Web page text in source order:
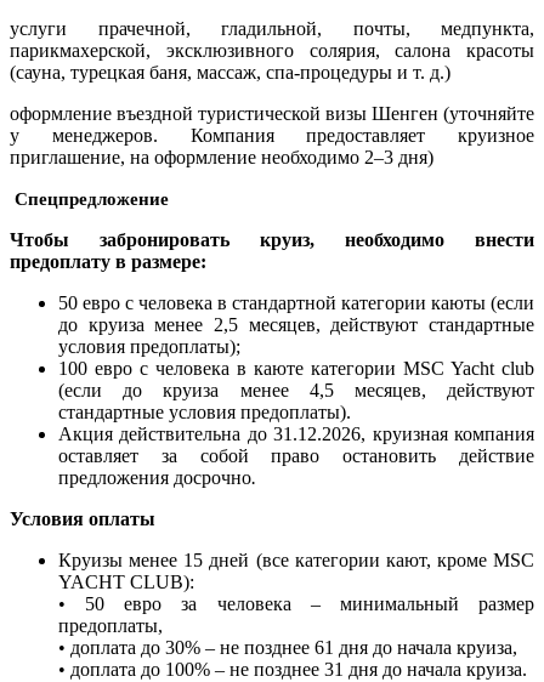
услуги прачечной, гладильной, почты, медпункта,
парикмахерской, эксклюзивного солярия, салона красоты
(сауна, турецкая баня, массаж, спа-процедуры и т. д.)
оформление въездной туристической визы Шенген (уточняйте
у менеджеров. Компания предоставляет круизное
приглашение, на оформление необходимо 2–3 дня)
Спецпредложение
Чтобы забронировать круиз, необходимо внести
предоплату в размере:
50 евро с человека в стандартной категории каюты (если
до круиза менее 2,5 месяцев, действуют стандартные
условия предоплаты);
100 евро с человека в каюте категории MSC Yacht club
(если до круиза менее 4,5 месяцев, действуют
стандартные условия предоплаты).
Акция действительна до 31.12.2026, круизная компания
оставляет за собой право остановить действие
предложения досрочно.
Условия оплаты
Круизы менее 15 дней (все категории кают, кроме MSC
YACHT CLUB):
• 50 евро за человека – минимальный размер
предоплаты,
• доплата до 30% – не позднее 61 дня до начала круиза,
• доплата до 100% – не позднее 31 дня до начала круиза.